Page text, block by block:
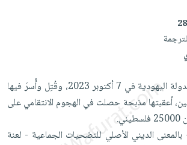
إن الغارة التي دمّرت الدولة اليهودية في 7 أكتوبر 2023، وقُتِل وأُسرَ فيها
أعقبتها مذبحة حصلت في الهجوم الانتقامي على
الديني الأصلي للتضحيات الجماعية - لعنة